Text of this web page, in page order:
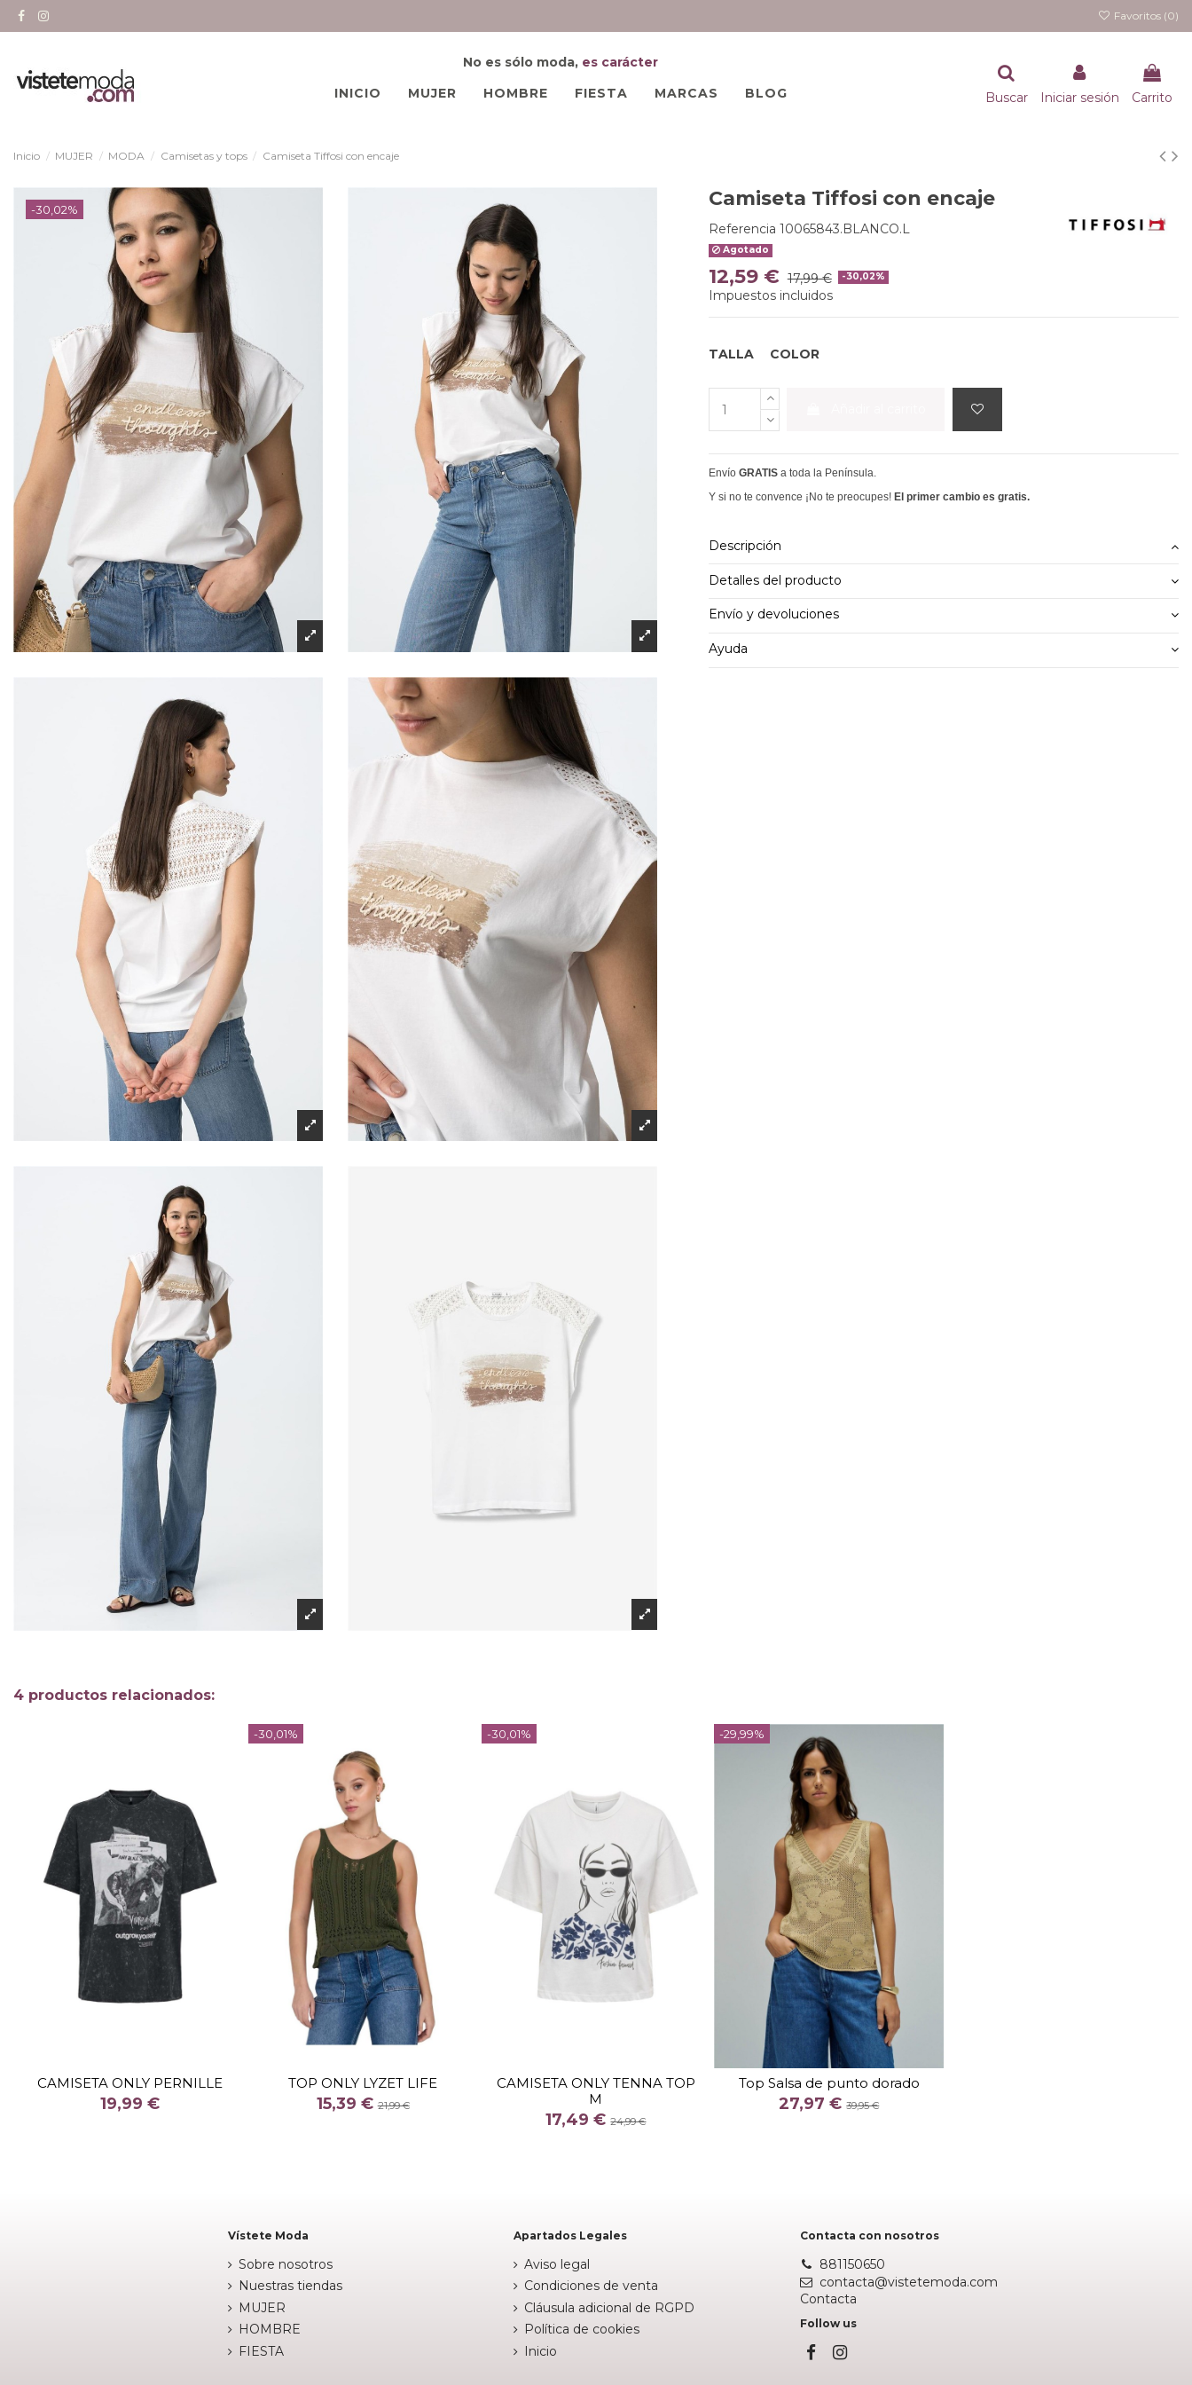
Favoritos (0)
No es sólo moda, es carácter
INICIO
MUJER HOMBRE FIESTA MARCAS BLOG Buscar Iniciar sesión Carrito
Inicio MUJER MODA Camisetas y tops Camiseta Tiffosi con encaje
-30,02% Camiseta Tiffosi con encaje
Referencia 10065843.BLANCO.L
Agotado
12,59 € 17,99 € -30,02%
Impuestos incluidos
TALLA COLOR
Envío GRATIS a toda la Península.
Y si no te convence ¡No te preocupes! El primer cambio es gratis.
Descripción
Detalles del producto
Envío y devoluciones
Ayuda
4 productos relacionados:
CAMISETA ONLY PERNILLE
19,99 €
COLOR
-30,01%
TOP ONLY LYZET LIFE
15,39 €21,99 €
COLOR
-30,01%
CAMISETA ONLY TENNA TOP
M
17,49 €24,99 €
COLOR
AZUL
-29,99%
Top Salsa de punto dorado
27,97 €39,95 €
TALLA
COLOR
Vístete Moda
Sobre nosotros
Nuestras tiendas
MUJER
HOMBRE
FIESTA
Apartados Legales
Aviso legal
Condiciones de venta
Cláusula adicional de RGPD
Política de cookies
Inicio
Contacta con nosotros
881150650
contacta@vistetemoda.com
Contacta
Follow us